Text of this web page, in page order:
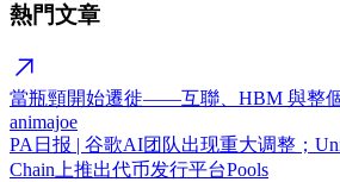
熱門文章
當瓶頸開始遷徙——互聯、HBM 與整
animajoe
PA日报 | 谷歌AI团队出现重大调整；
Chain上推出代币发行平台Pools